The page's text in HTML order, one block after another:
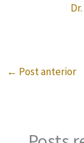
← Post anterior